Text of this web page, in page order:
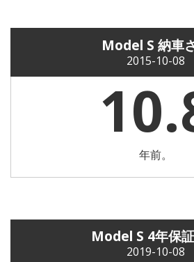
Model S 納車
2015-10-08
年前。
Model S 4年保
2019-10-08